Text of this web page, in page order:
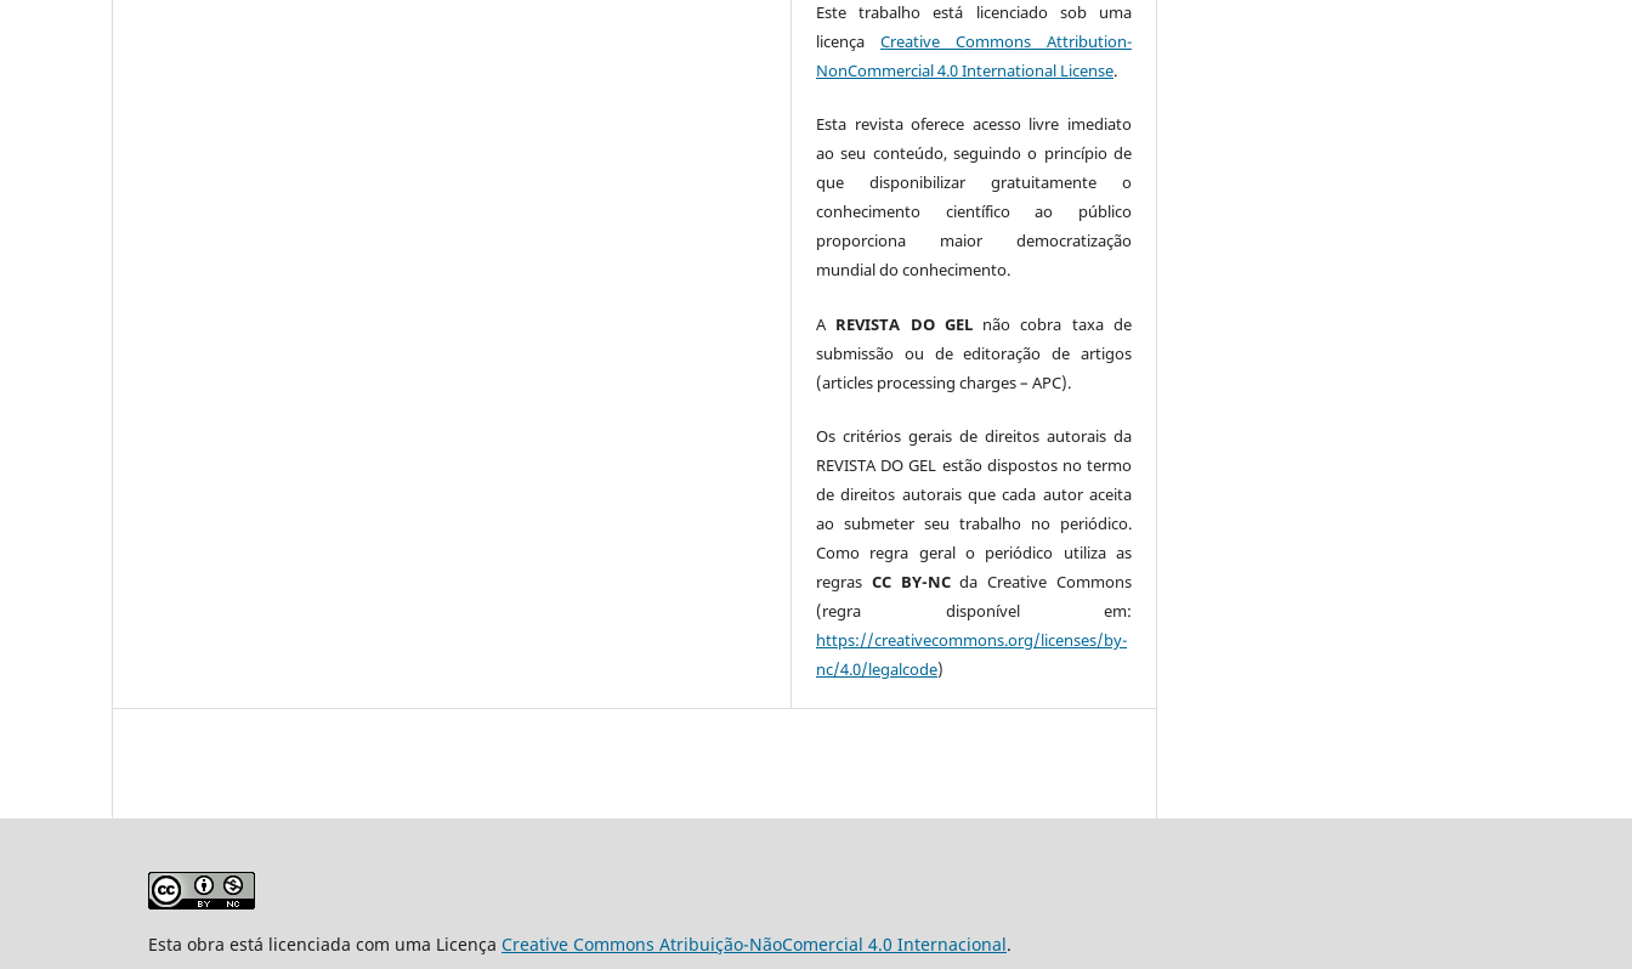
Este trabalho está licenciado sob uma
licençaCreative Commons Attribution-
NonCommercial 4.0 International License.
Esta revista oferece acesso livre imediato
ao seu conteúdo, seguindo o princípio de
que disponibilizar gratuitamente o
conhecimento científico ao público
proporciona maior democratização
mundial do conhecimento.
A REVISTA DO GELnão cobra taxa de
submissão ou de editoração de artigos
(articles processing charges – APC).
Os critérios gerais de direitos autorais da
REVISTA DO GEL estão dispostos no termo
de direitos autorais que cada autor aceita
ao submeter seu trabalho no periódico.
Como regra geral o periódico utiliza as
regras CC BY-NCda Creative Commons
(regra disponível em:
https://creativecommons.org/licenses/by-
nc/4.0/legalcode)
Esta obra está licenciada com uma Licença Creative Commons Atribuição-NãoComercial 4.0 Internacional.